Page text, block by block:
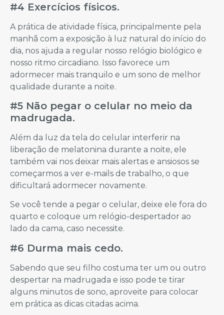
#4 Exercícios físicos.
A prática de atividade física, principalmente pela
manhã com a exposição à luz natural do início do
dia, nos ajuda a regular nosso relógio biológico e
nosso ritmo circadiano. Isso favorece um
adormecer mais tranquilo e um sono de melhor
qualidade durante a noite.
#5 Não pegar o celular no meio da
madrugada.
Além da luz da tela do celular interferir na
liberação de melatonina durante a noite, ele
também vai nos deixar mais alertas e ansiosos se
começarmos a ver e-mails de trabalho, o que
dificultará adormecer novamente.
Se você tende a pegar o celular, deixe ele fora do
quarto e coloque um relógio-despertador ao
lado da cama, caso necessite.
#6 Durma mais cedo.
Sabendo que seu filho costuma ter um ou outro
despertar na madrugada e isso pode te tirar
alguns minutos de sono, aproveite para colocar
em prática as dicas citadas acima.